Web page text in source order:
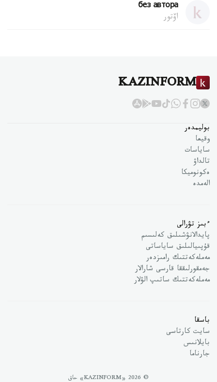
без автора
اۆتور
KAZINFORM
بوليمدەر
وقيعا
ساياسات
تالداۋ
ەكونوميكا
الەمدە
ءبىز تۋرالى
پايدالانۋشىلىق كەلىسىم
قۇپىيالىلىق ساياساتى
مەملەكەتتىك رامىزدەر
جەمقورلىققا قارسى شارالار
مەملەكەتتىك ساتىپ الۋلار
باسقا
سايت كارتاسى
بايلانىس
جارناما
© 2026 «KAZINFORM» حاق